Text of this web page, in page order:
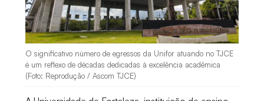
O significativo número de egressos da Unifor atuando no TJCE
é um reflexo de décadas dedicadas à excelência acadêmica
(Foto: Reprodução / Ascom TJCE)